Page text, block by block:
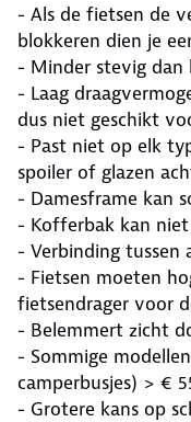
- Als de fietsen de
blokkeren dien je
- Minder stevig dan
- Laag
dus niet geschikt
- Past niet op elk
spoiler of glazen
- Damesframe kan
- Kofferbak kan
- Verbinding tussen
- Fietsen moeten
fietsendrager voor
- Belemmert zicht
- Sommige
camperbusjes) > €
- Grotere kans op